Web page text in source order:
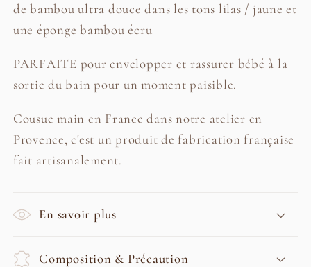
de bambou ultra douce dans les tons lilas / jaune et
une éponge bambou écru
PARFAITE pour envelopper et rassurer bébé à la
sortie du bain pour un moment paisible.
Cousue main en France dans notre atelier en
Provence, c'est un produit de fabrication française
fait artisanalement.
En savoir plus
Composition & Précaution